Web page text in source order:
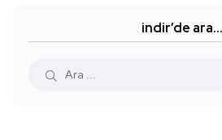
indir’de ara…